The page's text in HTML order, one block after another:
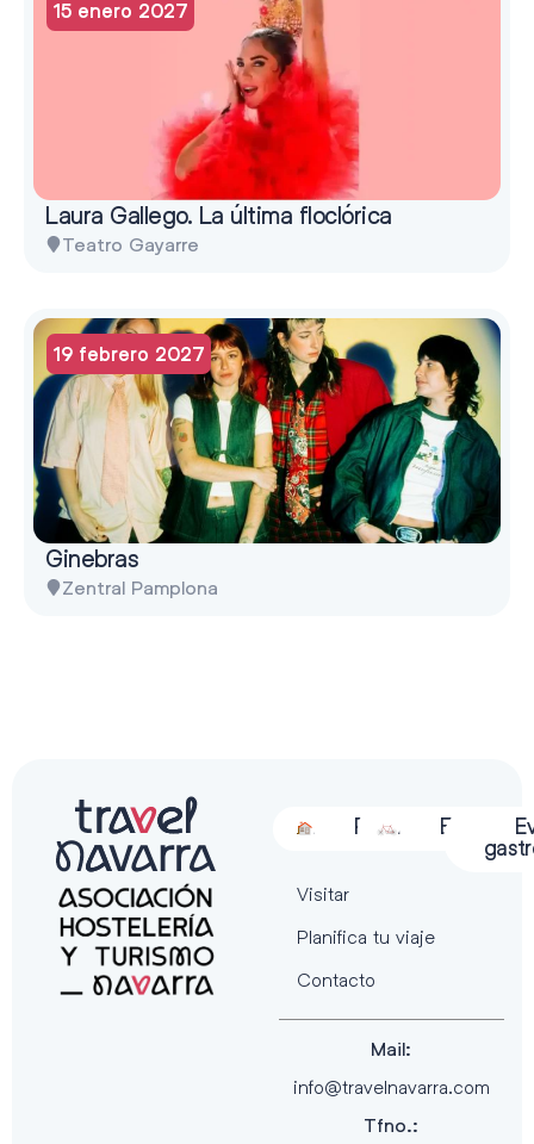
15 enero 2027
Laura Gallego. La última floclórica
Teatro Gayarre
19 febrero 2027
Ginebras
Zentral Pamplona
Alojamiento
Restauración
Actividades
Visitar
Planifica tu viaje
Contacto
Mail:
info@travelnavarra.com
Tfno.: